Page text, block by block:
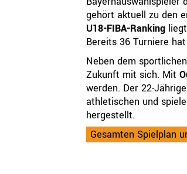
gehört aktuell zu den
U18-FIBA-Ranking
Bereits 36 Turniere
Neben dem
Zukunft mit sich. Mit
werden. Der 22-
athletischen und
hergestellt.
Gesamten Spielplan